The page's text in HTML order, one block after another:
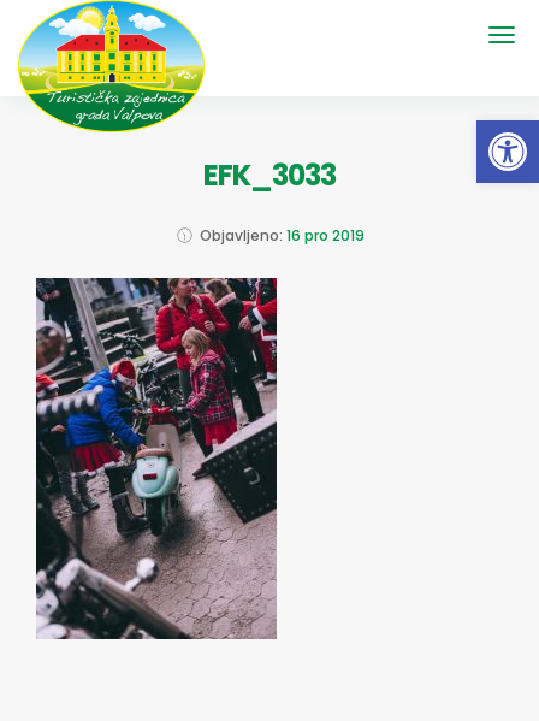
EFK_3033
Objavljeno: 16 pro 2019